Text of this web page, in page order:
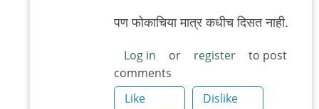
पण फोकाचिया मात्र कधीच दिसत नाही.
Log in or register
to post
comments
Like
Dislike